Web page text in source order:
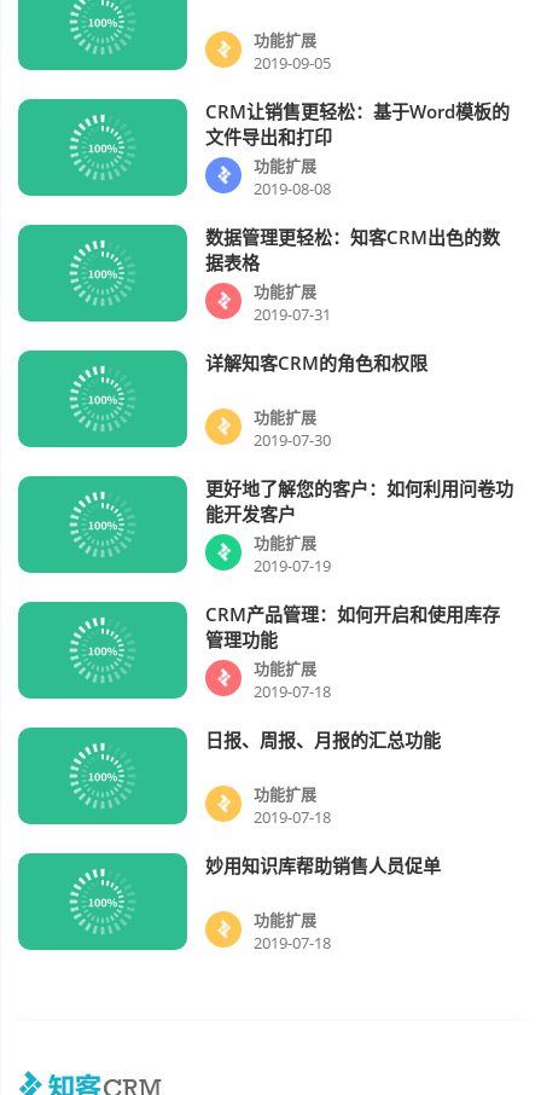
功能扩展
2019-09-05
视频
CRM让销售更轻松：基于Word模板的
文件导出和打印
功能扩展
2019-08-08
视频
数据管理更轻松：知客CRM出色的数
据表格
功能扩展
2019-07-31
视频 详解知客CRM的角色和权限
功能扩展
2019-07-30
视频
更好地了解您的客户：如何利用问卷功
能开发客户
功能扩展
2019-07-19
视频
CRM产品管理：如何开启和使用库存
管理功能
功能扩展
2019-07-18
视频 日报、周报、月报的汇总功能
功能扩展
2019-07-18
视频 妙用知识库帮助销售人员促单
功能扩展
2019-07-18